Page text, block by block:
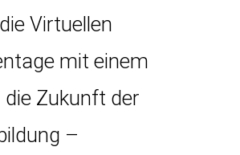
Virtuellen
mit einem
die Zukunft der
–